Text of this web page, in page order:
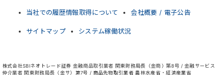
当社での履歴情報取得について 会社概要 / 電子公告
サイトマップ システム稼働状況
株式会社SBIネオトレード証券 金融商品取引業者 関東財務局長（金商）第8号 / 金融サービス
仲介業者 関東財務局長（金サ）第7号 / 商品先物取引業者 農林水産省・経済産業省